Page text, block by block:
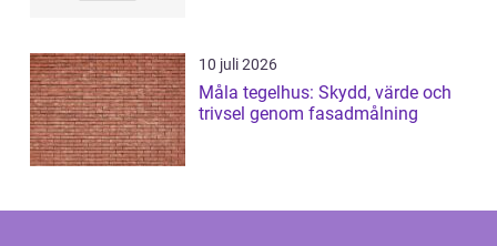
10 juli 2026
Måla tegelhus: Skydd, värde och
trivsel genom fasadmålning